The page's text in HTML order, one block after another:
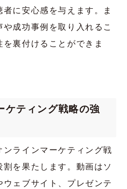
に安心感を与えます。ま
成功事例を取り入れるこ
裏付けることができま
ケティング戦略の強
ラインマーケティング戦
を果たします。動画はソ
ェブサイト、プレゼンテ